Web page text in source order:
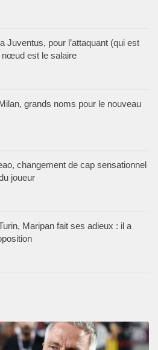
Juventus, pour l’attaquant (qui est
nœud est le salaire
grands noms pour le nouveau
changement de cap sensationnel
joueur
Maripan fait ses adieux : il a